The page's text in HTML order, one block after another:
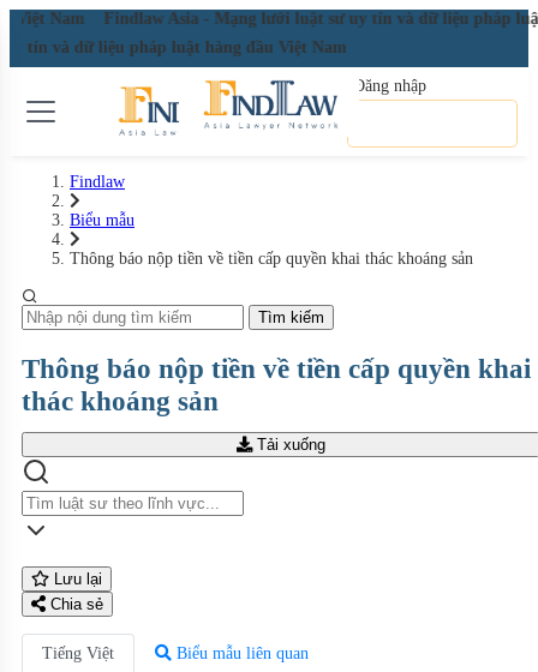
Việt NamFindlaw Asia - Mạng lưới luật sư uy tín và dữ liệu pháp
tín và dữ liệu pháp luật hàng đầu Việt Nam
Đăng nhập
Findlaw
Biểu mẫu
Thông báo nộp tiền về tiền cấp quyền khai thác khoáng sản
Tìm kiếm
Thông báo nộp tiền về tiền cấp quyền khai
thác khoáng sản
Tải xuống
Lưu lại
Chia sẻ
Tiếng Việt Biểu mẫu liên quan